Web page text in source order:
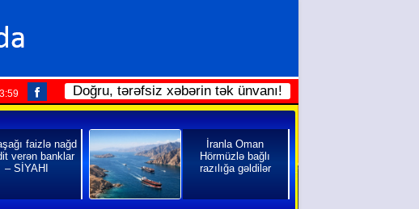
Doğru, tərəfsiz xəbərin tək ünvanı!
faizlə nağd
verən banklar
– SİYAHI
İranla Oman
Hörmüzlə bağlı
razılığa gəldilər